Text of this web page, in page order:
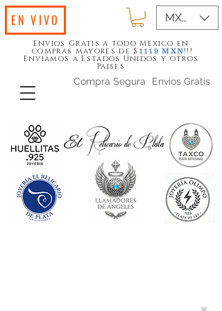
Envios Gratis
Compra Segura
Envios Gratis a todo Mexico en
compras mayores de $ 1119 MXN!!!
Enviamos a Estados Unidos y otros
Paises
MXN ($)
EN VIVO